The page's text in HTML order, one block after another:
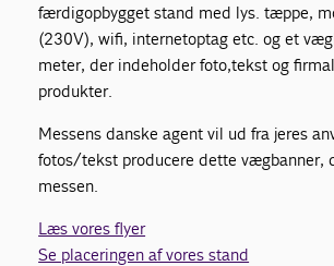
færdigopbygget stand med lys. tæppe,
(230V), wifi, internetoptag etc. og et
meter, der indeholder foto,tekst og
produkter.
Messens danske agent vil ud fra jeres
fotos/tekst producere dette vægbanner,
messen.
Læs vores flyer
Se placeringen af vores stand